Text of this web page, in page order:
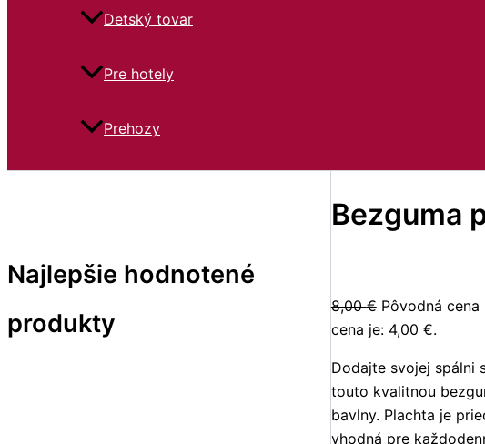
Detský tovar
Pre hotely
Prehozy
Najlepšie hodnotené
produkty
Bezguma
8,00€ Pôvodná
cena je: 4,00 €.
Dodajte svojej spálni
touto kvalitnou
bavlny. Plachta je
vhodná pre